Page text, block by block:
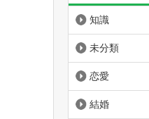
知識
未分類
恋愛
結婚